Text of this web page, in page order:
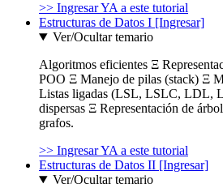
>> Ingresar YA a este tutorial
Estructuras de Datos I [Ingresar]
Ver/Ocultar temario
Algoritmos eficientes Ξ
POO Ξ Manejo de pilas (stack) Ξ
Listas ligadas (LSL, LSLC, LDL,
dispersas Ξ Representación de
grafos.
>> Ingresar YA a este tutorial
Estructuras de Datos II [Ingresar]
Ver/Ocultar temario